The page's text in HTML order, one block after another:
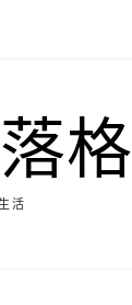
格
活